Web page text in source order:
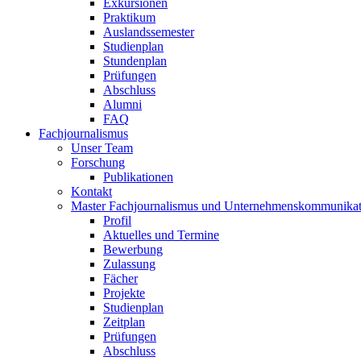
Exkursionen
Praktikum
Auslandssemester
Studienplan
Stundenplan
Prüfungen
Abschluss
Alumni
FAQ
Fachjournalismus
Unser Team
Forschung
Publikationen
Kontakt
Master Fachjournalismus und
Profil
Aktuelles und Termine
Bewerbung
Zulassung
Fächer
Projekte
Studienplan
Zeitplan
Prüfungen
Abschluss